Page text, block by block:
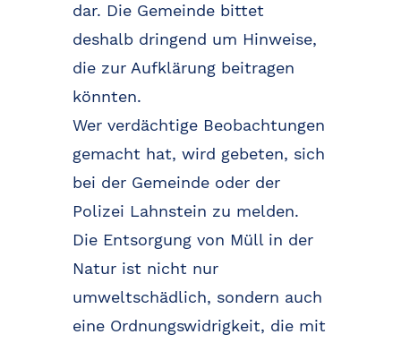
dar. Die Gemeinde bittet
deshalb dringend um Hinweise,
die zur Aufklärung beitragen
könnten.
Wer verdächtige Beobachtungen
gemacht hat, wird gebeten, sich
bei der Gemeinde oder der
Polizei Lahnstein zu melden.
Die Entsorgung von Müll in der
Natur ist nicht nur
umweltschädlich, sondern auch
eine Ordnungswidrigkeit, die mit